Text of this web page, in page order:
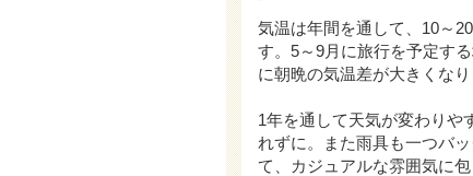
気温は年間を通して、10～
す。5～9月に旅行を予定す
に朝晩の気温差が大きくな
1年を通して天気が変わりや
れずに。また雨具も一つバ
て、カジュアルな雰囲気に